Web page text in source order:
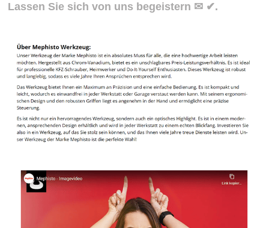
Lassen Sie sich von uns begeistern ✉ ✔.